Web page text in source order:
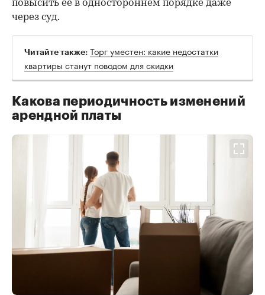
повысить ее в одностороннем порядке даже
через суд.
Читайте также: Торг уместен: какие недостатки
квартиры станут поводом для скидки
Какова периодичность изменений
арендной платы